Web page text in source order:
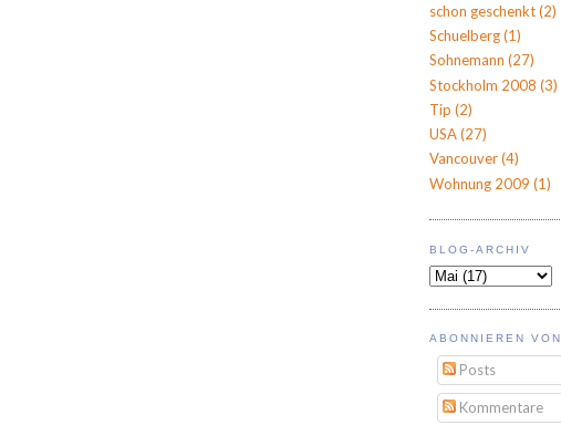
schon geschenkt(2)
Schuelberg(1)
Sohnemann (27)
Stockholm 2008 (3)
Tip (2)
USA(27)
Vancouver(4)
Wohnung 2009 (1)
BLOG-ARCHIV
ABONNIEREN
Posts
Kommentare